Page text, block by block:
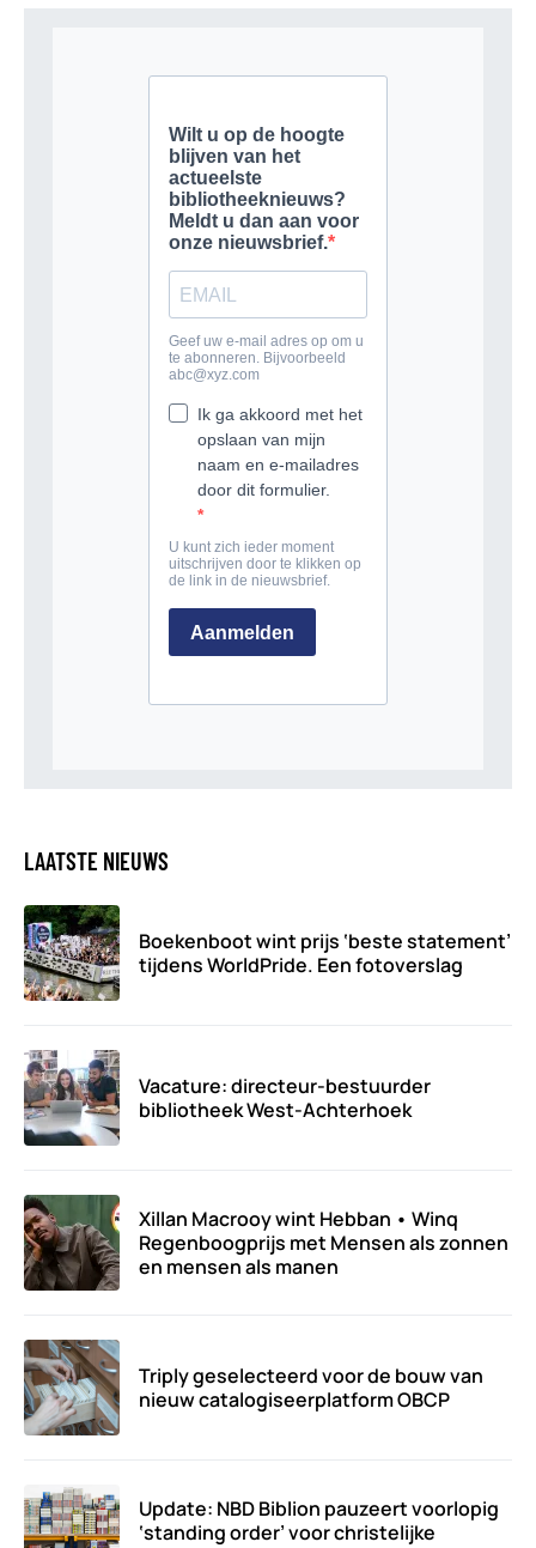
LAATSTE NIEUWS
Boekenboot wint prijs ‘beste statement’
tijdens WorldPride. Een fotoverslag
Vacature: directeur-bestuurder
bibliotheek West-Achterhoek
Xillan Macrooy wint Hebban • Winq
Regenboogprijs met Mensen als zonnen
en mensen als manen
Triply geselecteerd voor de bouw van
nieuw catalogiseerplatform OBCP
Update: NBD Biblion pauzeert voorlopig
‘standing order’ voor christelijke